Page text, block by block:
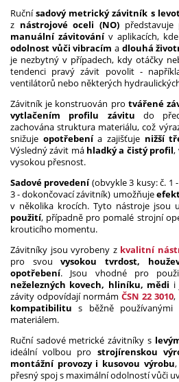
Ručnísadový metrický závitník s
z nástrojové oceli (NO)představuje
manuální závitovánív aplikacích,
odolnost vůči vibracím a dlouhá
je nezbytný v případech, kdy otáčky
tendenci pravý závit povolit -
ventilátorů nebo některých
Závitník je konstruován pro tvářené
vytlačením profilu závitu do
zachována struktura materiálu, což
snižuje opotřebenía zajišťuje nižší
Výsledný závit má hladký a čistý profil,
vysokou přesnost.
Sadové provedení(obvykle 3 kusy: č. 1
3 - dokončovací závitník) umožňuje
v několika krocích. Tyto nástroje jsou
použití, případně pro pomalé strojní
krouticího momentu.
Závitníky jsou vyrobeny z kvalitní
pro svouvysokou tvrdost,
opotřebení. Jsou vhodné pro
neželezných kovech, hliníku, mědi i
závity odpovídají normámČSN 22 3010,
kompatibilitu s běžně používanými
materiálem.
Ruční sadové metrické závitníky s
ideální volbou pro strojírenskou
montážní provozy i kusovou výrobu
přesný spoj s maximální odolností vůči